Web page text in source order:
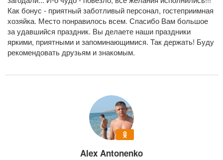
Как бонус - приятный заботливый персонал, гостеприимная
хозяйка. Место понравилось всем. Спасибо Вам большое
за удавшийся праздник. Вы делаете наши праздники
яркими, приятными и запоминающимися. Так держать! Буду
рекомендовать друзьям и знакомым.
Alex Antonenko